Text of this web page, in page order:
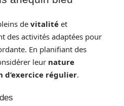
de vitalité et
des activités adaptées pour
En planifiant des
leur nature
d’exercice régulier.